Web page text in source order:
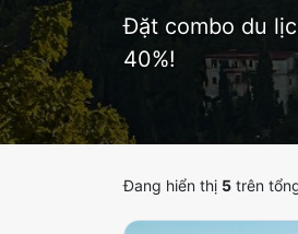
Đặt combo du
40%!
Đang hiển thị 5trên